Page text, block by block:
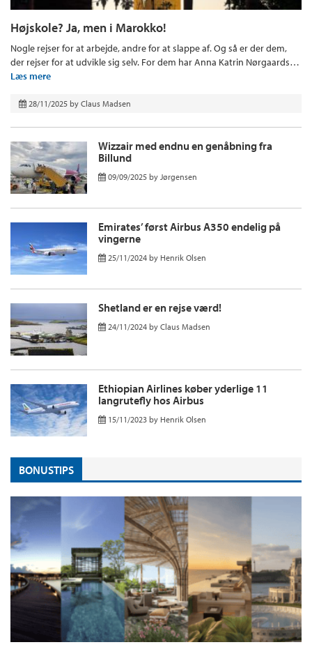
Højskole? Ja, men i Marokko!
Nogle rejser for at arbejde, andre for at slappe af. Og så er der dem,
der rejser for at udvikle sig selv. For dem har Anna Katrin Nørgaards…
Læs mere
28/11/2025 by Claus Madsen
Wizzair med endnu en genåbning fra
Billund
09/09/2025 by Jørgensen
Emirates’ først Airbus A350 endelig på
vingerne
25/11/2024 by Henrik Olsen
Shetland er en rejse værd!
24/11/2024 by Claus Madsen
Ethiopian Airlines køber yderlige 11
langrutefly hos Airbus
15/11/2023 by Henrik Olsen
BONUSTIPS